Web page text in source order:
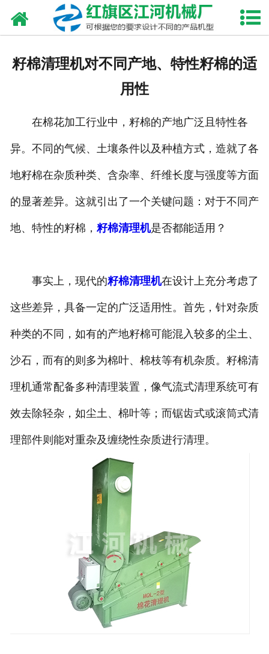
网站首页
资质荣誉
发货现场
视频中心
籽棉清理机对不同产地、特性籽棉的适
用性
在棉花加工行业中，籽棉的产地广泛且特性各
异。不同的气候、土壤条件以及种植方式，造就了各
地籽棉在杂质种类、含杂率、纤维长度与强度等方面
的显著差异。这就引出了一个关键问题：对于不同产
地、特性的籽棉， 籽棉清理机是否都能适用？
事实上，现代的籽棉清理机在设计上充分考虑了
这些差异，具备一定的广泛适用性。首先，针对杂质
种类的不同，如有的产地籽棉可能混入较多的尘土、
沙石，而有的则多为棉叶、棉枝等有机杂质。籽棉清
理机通常配备多种清理装置，像气流式清理系统可有
效去除轻杂，如尘土、棉叶等；而锯齿式或滚筒式清
理部件则能对重杂及缠绕性杂质进行清理。